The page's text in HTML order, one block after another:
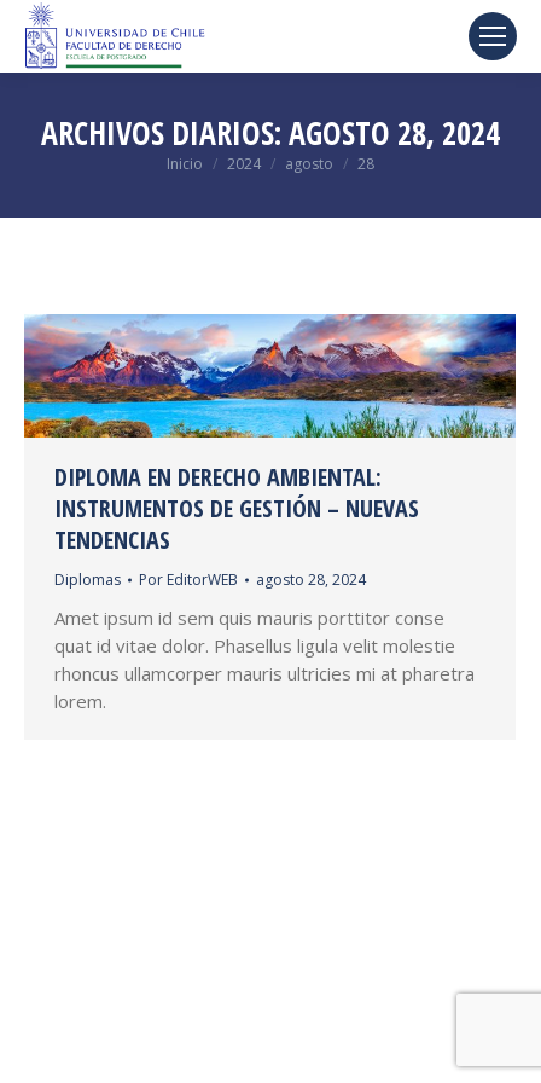
ARCHIVOS DIARIOS:AGOSTO 28, 2024
Estás aquí:
Inicio 2024 agosto 28
DIPLOMA EN DERECHO AMBIENTAL:
INSTRUMENTOS DE GESTIÓN – NUEVAS
TENDENCIAS
Diplomas Por EditorWEB agosto 28, 2024
Amet ipsum id sem quis mauris porttitor conse
quat id vitae dolor. Phasellus ligula velit molestie
rhoncus ullamcorper mauris ultricies mi at pharetra
lorem.